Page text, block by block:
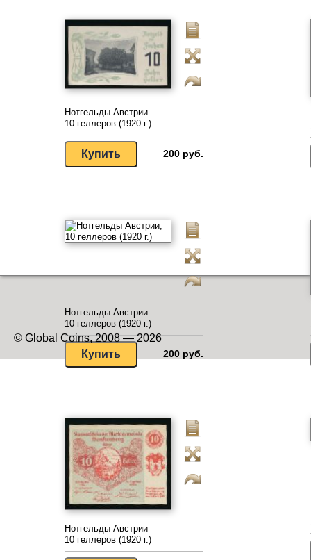
Нотгельды Австрии
10 геллеров (1920 г.)
200 руб.
Нотгельды Австрии
10 геллеров (1920 г.)
200 руб.
Нотгельды Австрии
10 геллеров (1920 г.)
© Global Coins, 2008 — 2026